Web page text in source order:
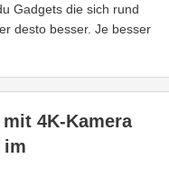
Gadgets die sich rund
desto besser. Je besser
4K-Kamera
im